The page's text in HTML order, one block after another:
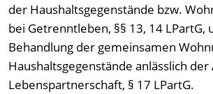
der Haushaltsgegenstände bzw.
bei Getrenntleben, §§ 13, 14 LPartG,
Behandlung der gemeinsamen
Haushaltsgegenstände anlässlich
Lebenspartnerschaft, § 17 LPartG.